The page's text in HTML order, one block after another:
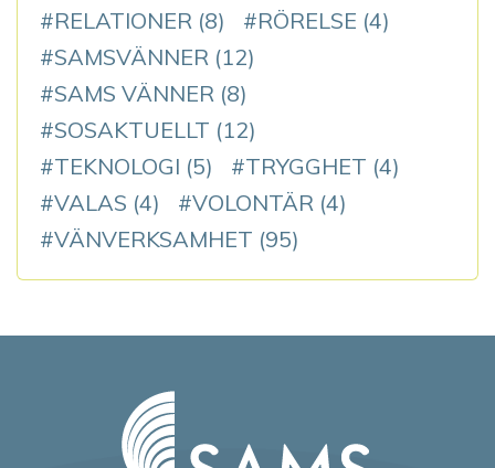
RELATIONER (8) RÖRELSE (4)
SAMSVÄNNER (12)
SAMS VÄNNER (8)
SOSAKTUELLT (12)
TEKNOLOGI (5) TRYGGHET (4)
VALAS (4) VOLONTÄR (4)
VÄNVERKSAMHET (95)